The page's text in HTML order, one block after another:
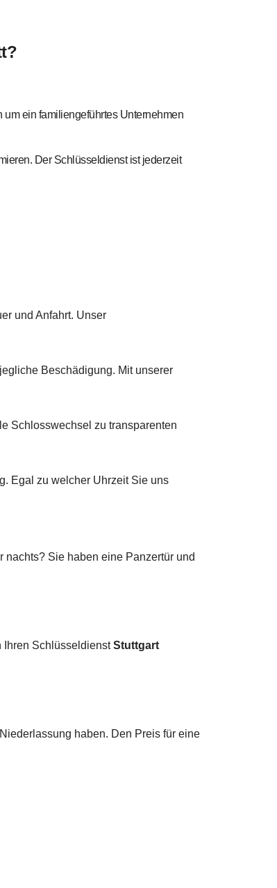
um ein familiengeführtes Unternehmen
Der Schlüsseldienst ist jederzeit
und Anfahrt. Unser
Beschädigung. Mit unserer
Schlosswechsel zu transparenten
Egal zu welcher Uhrzeit Sie uns
Sie haben eine Panzertür und
Ihren SchlüsseldienstStuttgart
haben. Den Preis für eine